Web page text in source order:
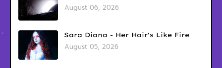
August 06, 2026
Sara Diana - Her Hair's Like Fire
August 05, 2026